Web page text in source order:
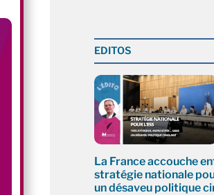
EDITOS
La France accouche
stratégie nationale
un désaveu politique